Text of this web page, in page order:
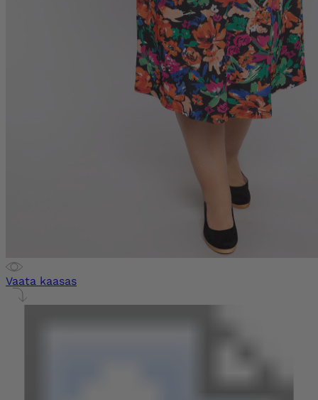
Vaata kaasas